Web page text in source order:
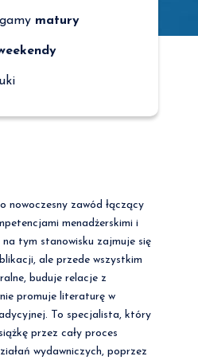
matury
nowoczesny zawód łączący
menadżerskimi i
tym stanowisku zajmuje się
ale przede wszystkim
buduje relacje z
promuje literaturę w
To specjalista, który
przez cały proces
wydawniczych, poprzez